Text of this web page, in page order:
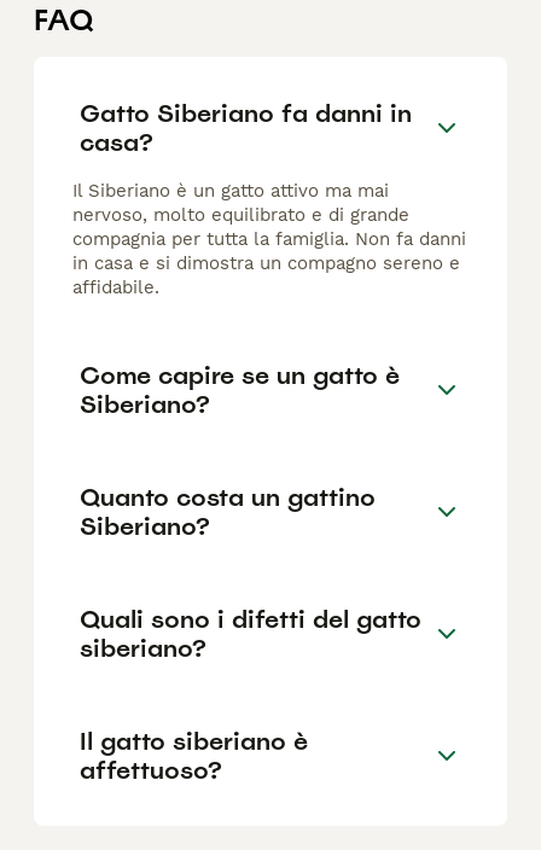
FAQ
Gatto Siberiano fa danni in
casa?
Il Siberiano è un gatto attivo ma mai
nervoso, molto equilibrato e di grande
compagnia per tutta la famiglia. Non fa danni
in casa e si dimostra un compagno sereno e
affidabile.
Come capire se un gatto è
Siberiano?
Quanto costa un gattino
Siberiano?
Quali sono i difetti del gatto
siberiano?
Il gatto siberiano è
affettuoso?